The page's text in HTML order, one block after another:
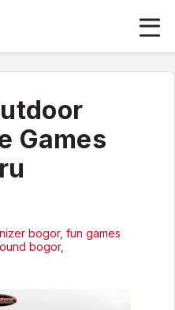
Games
bogor, fun games
bogor,